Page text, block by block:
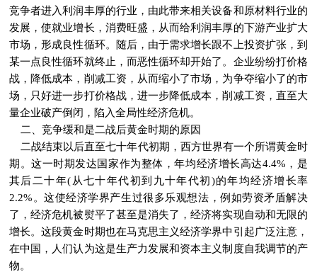
竞争者进入利润丰厚的行业，由此带来相关设备和原材料行业的
发展，使就业增长，消费旺盛，从而给利润丰厚的下游产业扩大
市场，形成良性循环。随后，由于需求增长跟不上投资扩张，到
某一点良性循环就终止，而恶性循环却开始了。企业纷纷打价格
战，降低成本，削减工资，从而缩小了市场，为争夺缩小了的市
场，只好进一步打价格战，进一步降低成本，削减工资，直至大
量企业破产倒闭，陷入全局性经济危机。
二、竞争缓和是二战后黄金时期的原因
二战结束以后直至七十年代初期，西方世界有一个所谓黄金时
期。这一时期发达国家作为整体，年均经济增长高达4.4%，是
其后二十年(从七十年代初到九十年代初)的年均经济增长率
2.2%。这使经济学界产生过很多乐观想法，例如劳资矛盾解决
了，经济危机被熨平了甚至是消失了，经济将实现自动和无限的
增长。这段黄金时期也在马克思主义经济学界中引起广泛注意，
在中国，人们认为这是生产力发展和资本主义制度自我调节的产
物。